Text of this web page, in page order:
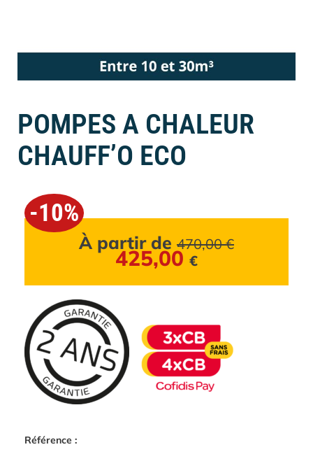
POMPES A CHALEUR
CHAUFF’O ECO
-10%
À partir de 470,00€
425,00€
Référence :